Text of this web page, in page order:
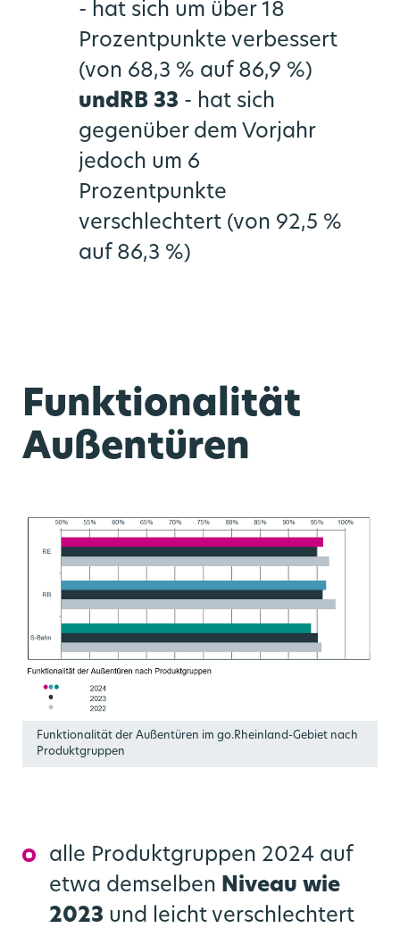
- hat sich um über 18
Prozentpunkte verbessert
(von 68,3 % auf 86,9 %)
undRB 33 - hat sich
gegenüber dem Vorjahr
jedoch um 6
Prozentpunkte
verschlechtert (von 92,5 %
auf 86,3 %)
Funktionalität
Außentüren
Funktionalität der Außentüren im go.Rheinland-Gebiet nach
Produktgruppen
alle Produktgruppen 2024 auf
etwa demselben Niveau wie
2023 und leicht verschlechtert